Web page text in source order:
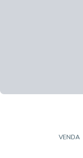
VENDA